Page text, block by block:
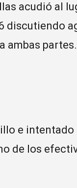
acudió al
discutiendo
ambas partes.
e
de los